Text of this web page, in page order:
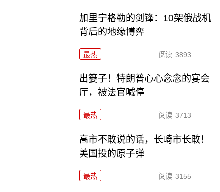
加里宁格勒的剑锋：10架俄战机
背后的地缘博弈
最热 阅读 3893
出篓子！特朗普心心念念的宴会
厅，被法官喊停
最热 阅读 3713
高市不敢说的话，长崎市长敢！
美国投的原子弹
最热 阅读 3155